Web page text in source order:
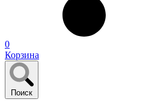
0
Корзина
Поиск